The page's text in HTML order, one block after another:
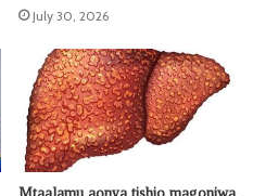
July 30, 2026